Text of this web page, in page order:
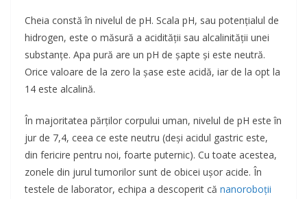
Cheia constă în nivelul de pH. Scala pH, sau potențialul de
hidrogen, este o măsură a acidității sau alcalinității unei
substanțe. Apa pură are un pH de șapte și este neutră.
Orice valoare de la zero la șase este acidă, iar de la opt la
14 este alcalină.
În majoritatea părților corpului uman, nivelul de pH este în
jur de 7,4, ceea ce este neutru (deși acidul gastric este,
din fericire pentru noi, foarte puternic). Cu toate acestea,
zonele din jurul tumorilor sunt de obicei ușor acide. În
testele de laborator, echipa a descoperit că nanoroboții